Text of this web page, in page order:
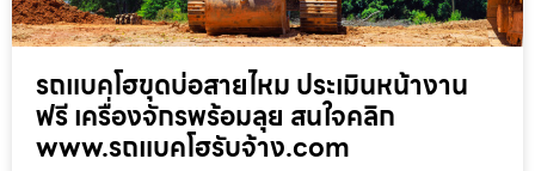
รถแบคโฮขุดบ่อสายไหม ประเมินหน้างาน
ฟรี เครื่องจักรพร้อมลุย สนใจคลิก
www.รถแบคโฮรับจ้าง.com